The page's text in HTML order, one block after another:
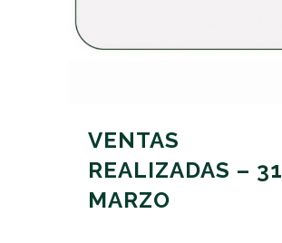
VENTAS
REALIZADAS – 31
MARZO